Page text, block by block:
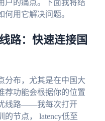
户的痛点。下面我将结
用它解决问题。
路：快速连接国
分布，尤其是在中国大
荐功能会根据你的位置
线路——我每次打开
的节点， latency低至